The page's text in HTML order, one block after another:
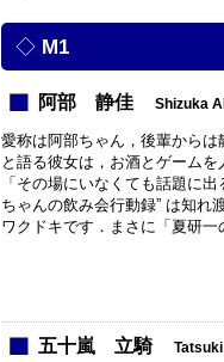
M1
阿部 静佳 Shizuka
愛称は阿部ちゃん，後輩から
と語る彼女は，お酒とゲーム
「その場にいなくても話題に
ちゃんの飲み会行動録” は知
ワクドキです．まさに「夏研
五十嵐 立騎